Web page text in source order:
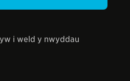
i weld y nwyddau